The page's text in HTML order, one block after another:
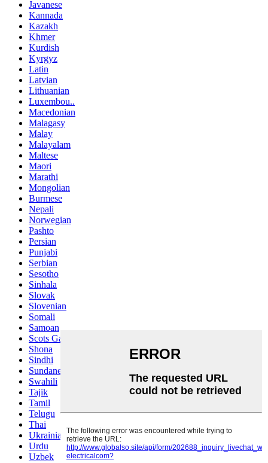
Javanese
Kannada
Kazakh
Khmer
Kurdish
Kyrgyz
Latin
Latvian
Lithuanian
Luxembou..
Macedonian
Malagasy
Malay
Malayalam
Maltese
Maori
Marathi
Mongolian
Burmese
Nepali
Norwegian
Pashto
Persian
Punjabi
Serbian
Sesotho
Sinhala
Slovak
Slovenian
Somali
Samoan
Scots Gaelic
Shona
Sindhi
Sundanese
Swahili
Tajik
Tamil
Telugu
Thai
Ukrainian
Urdu
Uzbek